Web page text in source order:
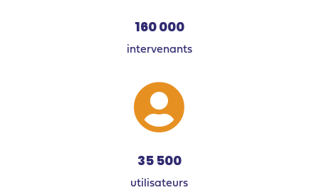
160 000
intervenants

35 500
utilisateurs